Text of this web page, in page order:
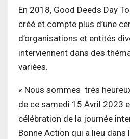
En 2018, Good Deeds Day
créé et compte plus d’une
d’organisations et entités
interviennent dans des
variées.
« Nous sommes très
de ce samedi 15 Avril 2023
célébration de la journée
Bonne Action qui a lieu dans